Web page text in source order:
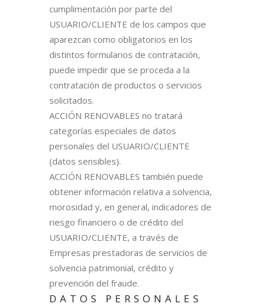
cumplimentación por parte del
USUARIO/CLIENTE de los campos que
aparezcan como obligatorios en los
distintos formularios de contratación,
puede impedir que se proceda a la
contratación de productos o servicios
solicitados.
ACCIÓN RENOVABLES no tratará
categorías especiales de datos
personales del USUARIO/CLIENTE
(datos sensibles).
ACCIÓN RENOVABLES también puede
obtener información relativa a solvencia,
morosidad y, en general, indicadores de
riesgo financiero o de crédito del
USUARIO/CLIENTE, a través de
Empresas prestadoras de servicios de
solvencia patrimonial, crédito y
prevención del fraude.
DATOS PERSONALES